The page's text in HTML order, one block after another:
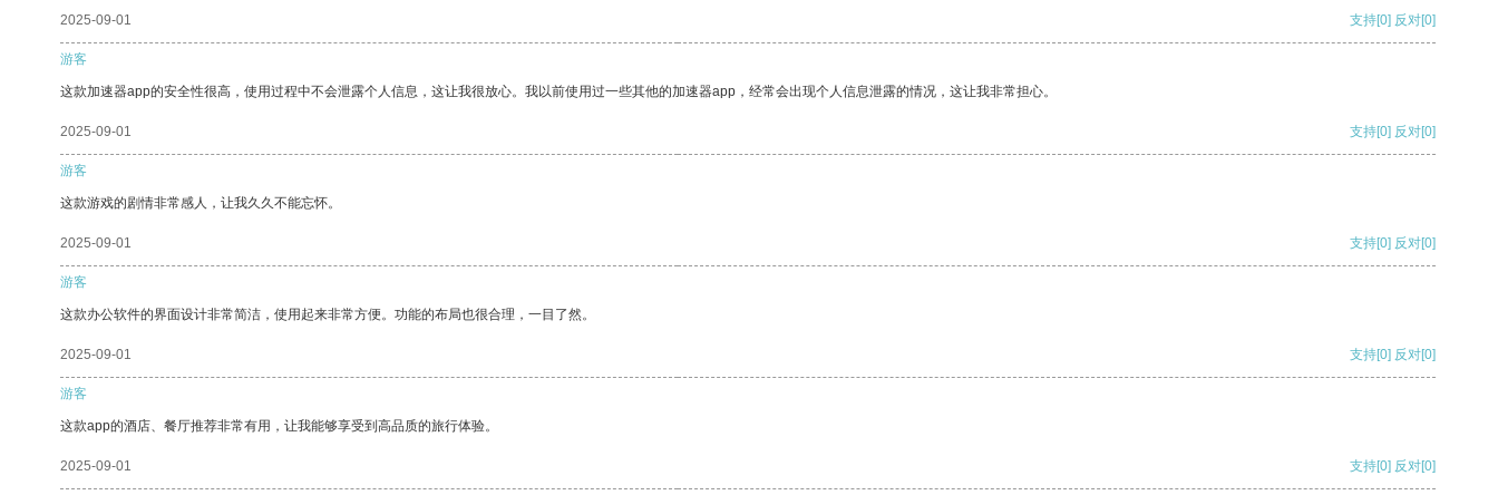
2025-09-01 支持[0] 反对[0]
游客
这款加速器app的安全性很高，使用过程中不会泄露个人信息，这让我很放心。我以前使用过一些其他的加速器app，经常会出现个人信息泄露的情况，这让我非常担心。
2025-09-01 支持[0] 反对[0]
游客
这款游戏的剧情非常感人，让我久久不能忘怀。
2025-09-01 支持[0] 反对[0]
游客
这款办公软件的界面设计非常简洁，使用起来非常方便。功能的布局也很合理，一目了然。
2025-09-01 支持[0] 反对[0]
游客
这款app的酒店、餐厅推荐非常有用，让我能够享受到高品质的旅行体验。
2025-09-01 支持[0] 反对[0]